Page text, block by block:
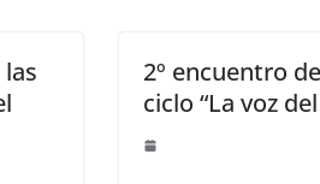
2º encuentro
ciclo “La voz